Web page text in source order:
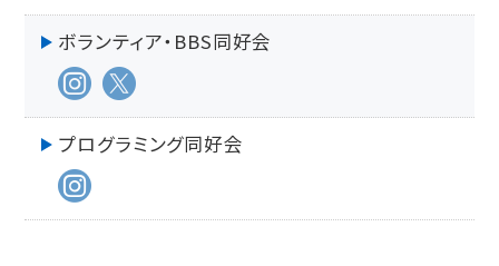
ボランティア・BBS同好会
プログラミング同好会